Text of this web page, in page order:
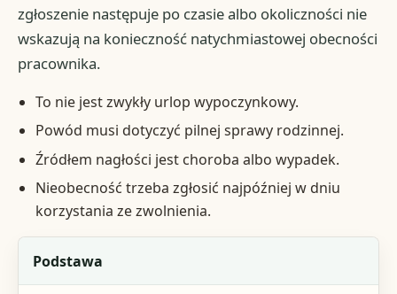
zgłoszenie następuje po czasie albo okoliczności nie
wskazują na konieczność natychmiastowej obecności
pracownika.
To nie jest zwykły urlop wypoczynkowy.
Powód musi dotyczyć pilnej sprawy rodzinnej.
Źródłem nagłości jest choroba albo wypadek.
Nieobecność trzeba zgłosić najpóźniej w dniu
korzystania ze zwolnienia.
Element
Podstawa